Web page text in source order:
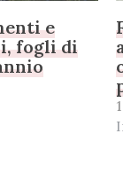
e
fogli di